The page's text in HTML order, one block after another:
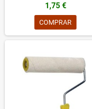
1,75 €
COMPRAR